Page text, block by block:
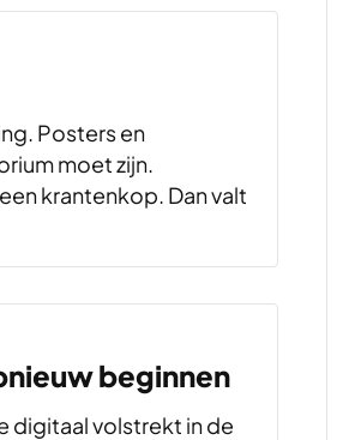
Posters en
moet zijn.
krantenkop. Dan valt
beginnen
digitaal volstrekt in de